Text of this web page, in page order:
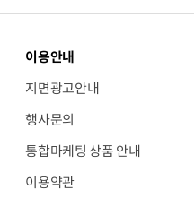
이용안내
지면광고안내
행사문의
통합마케팅 상품 안내
이용약관